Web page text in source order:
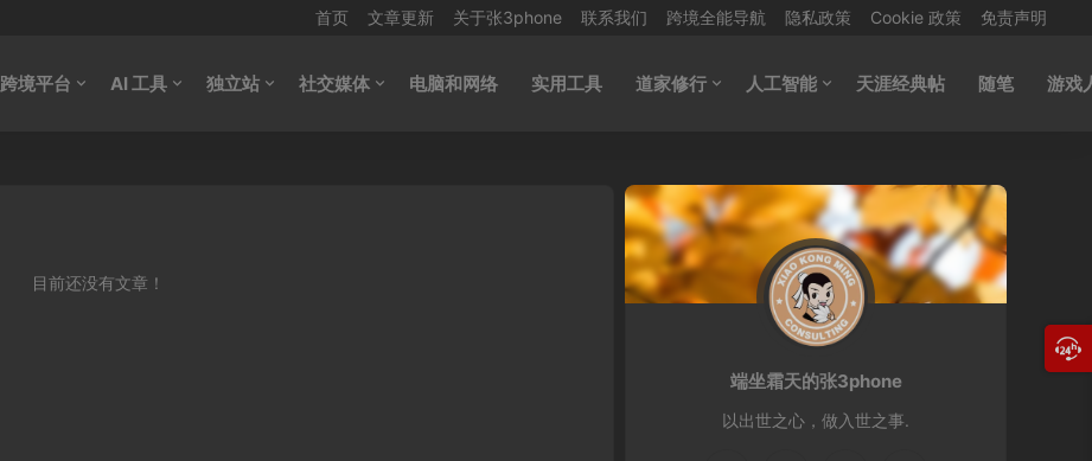
首页 文章更新 关于张3phone 联系我们 跨境全能导航 隐私政策 Cookie 政策 免责声明
跨境平台 AI 工具 独立站 社交媒体 电脑和网络 实用工具 道家修行 人工智能 天涯经典帖 随笔 游戏
目前还没有文章！
端坐霜天的张3phone
以出世之心，做入世之事.